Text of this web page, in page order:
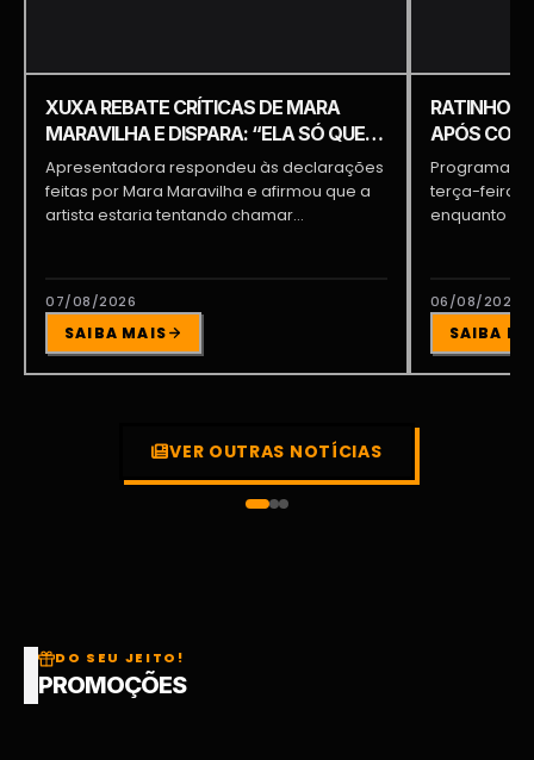
XUXA REBATE CRÍTICAS DE MARA
MARAVILHA E DISPARA: “ELA SÓ QUER
APARECER”
Apresentadora respondeu às declarações
feitas por Mara Maravilha e afirmou que a
artista estaria tentando chamar...
07/08/2026
SAIBA MAIS
RATINHO É
APÓS
PIQUILO
Programa
terça-feira
enquanto a
06/08/2026
SAIBA
VER OUTRAS NOTÍCIAS
DO SEU JEITO!
PROMOÇÕES